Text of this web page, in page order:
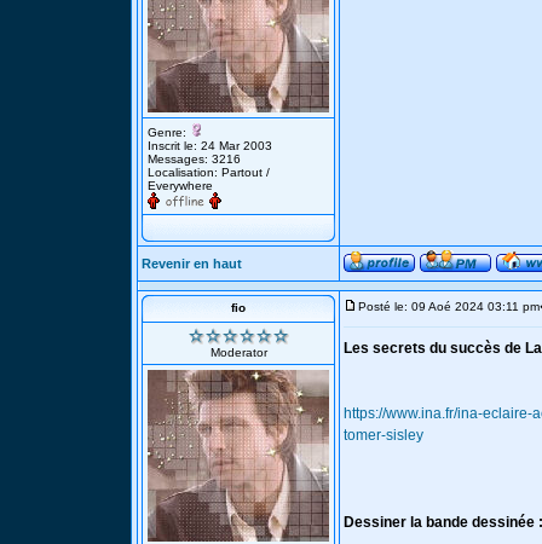
Genre:
Inscrit le: 24 Mar 2003
Messages: 3216
Localisation: Partout /
Everywhere
Revenir en haut
fio
Moderator
Posté le: 09 Aoé 2024 03:11 pm
Les secrets du succès de
https://www.ina.fr/ina-
tomer-sisley
Dessiner la bande dessinée